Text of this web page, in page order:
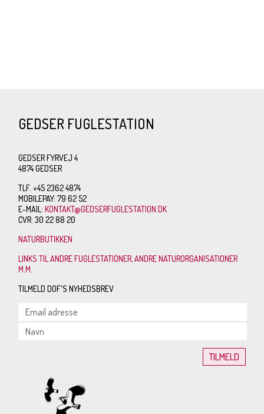
GEDSER FUGLESTATION
GEDSER FYRVEJ 4
4874 GEDSER
TLF. +45 2362 4874
MOBILEPAY: 79 62 52
E-MAIL:KONTAKT@GEDSERFUGLESTATION.DK
CVR: 30 22 88 20
NATURBUTIKKEN
LINKS TIL ANDRE FUGLESTATIONER, ANDRE NATURORGANISATIONER
M.M.
TILMELD DOF'S NYHEDSBREV